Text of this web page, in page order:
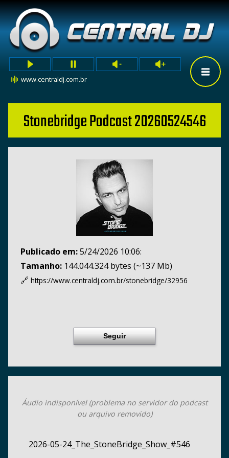
www.centraldj.com.br
Stonebridge Podcast 20260524546
Publicado em:5/24/2026 10:06:
Tamanho: 144.044.324 bytes (~137 Mb)
🔗 https://www.centraldj.com.br/stonebridge/32956
Seguir
Áudio indisponível (problema no servidor do podcast
ou arquivo removido)
2026-05-24_The_StoneBridge_Show_#546